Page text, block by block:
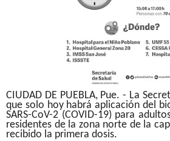
CIUDAD DE PUEBLA, Pue. - La
que solo hoy habrá aplicación del
SARS-CoV-2 (COVID-19) para
residentes de la zona norte de la
recibido la primera dosis.